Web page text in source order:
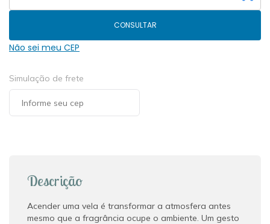
140g
quantidade
CONSULTAR
Não sei meu CEP
Simulação de frete
Descrição
Acender uma vela é transformar a atmosfera antes
mesmo que a fragrância ocupe o ambiente. Um gesto